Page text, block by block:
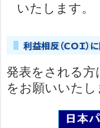
いたします。
利益相反（ＣＯＩ）
発表をされる方
をお願いいた